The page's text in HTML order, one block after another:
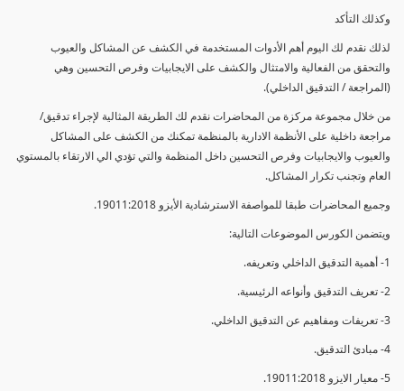
وكذلك التأكد
لذلك نقدم لك اليوم أهم الأدوات المستخدمة في الكشف عن المشاكل والعيوب
والتحقق من الفعالية والامتثال والكشف على الايجابيات وفرص التحسين وهي
(المراجعة / التدقيق الداخلي).
من خلال مجموعة مركزة من المحاضرات نقدم لك الطريقة المثالية لإجراء تدقيق/
مراجعة داخلية على الأنظمة الادارية بالمنظمة تمكنك من الكشف على المشاكل
والعيوب والايجابيات وفرص التحسين داخل المنظمة والتي تؤدي الي الارتقاء بالمستوي
العام وتجنب تكرار المشاكل.
وجميع المحاضرات طبقا للمواصفة الاسترشادية الأيزو 19011:2018.
ويتضمن الكورس الموضوعات التالية:
1- أهمية التدقيق الداخلي وتعريفه.
2- تعريف التدقيق وأنواعه الرئيسية.
3- تعريفات ومفاهيم عن التدقيق الداخلي.
4- مبادئ التدقيق.
5- معيار الايزو 19011:2018.